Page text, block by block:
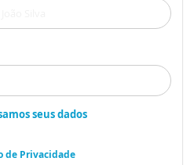
seus dados
de Privacidade